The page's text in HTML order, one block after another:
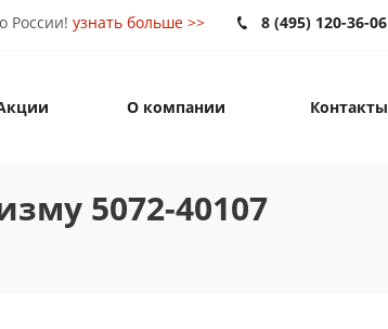
8 (495) 120-36-06
России! узнать больше >>
О компании Контакты
5072-40107